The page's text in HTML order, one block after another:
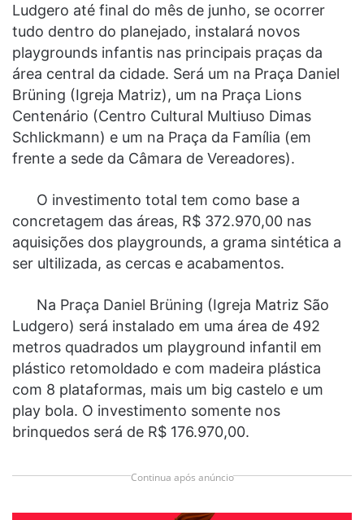
Ludgero até final do mês de junho, se ocorrer
tudo dentro do planejado, instalará novos
playgrounds infantis nas principais praças da
área central da cidade. Será um na Praça Daniel
Brüning (Igreja Matriz), um na Praça Lions
Centenário (Centro Cultural Multiuso Dimas
Schlickmann) e um na Praça da Família (em
frente a sede da Câmara de Vereadores).
O investimento total tem como base a
concretagem das áreas, R$ 372.970,00 nas
aquisições dos playgrounds, a grama sintética a
ser ultilizada, as cercas e acabamentos.
Na Praça Daniel Brüning (Igreja Matriz São
Ludgero) será instalado em uma área de 492
metros quadrados um playground infantil em
plástico retomoldado e com madeira plástica
com 8 plataformas, mais um big castelo e um
play bola. O investimento somente nos
brinquedos será de R$ 176.970,00.
Continua após anúncio